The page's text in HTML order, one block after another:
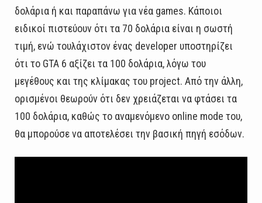
δολάρια ή και παραπάνω για νέα games. Κάποιοι
ειδικοί πιστεύουν ότι τα 70 δολάρια είναι η σωστή
τιμή, ενώ τουλάχιστον ένας developer υποστηρίζει
ότι το GTA 6 αξίζει τα 100 δολάρια, λόγω του
μεγέθους και της κλίμακας του project. Από την άλλη,
ορισμένοι θεωρούν ότι δεν χρειάζεται να φτάσει τα
100 δολάρια, καθώς το αναμενόμενο online mode του,
θα μπορούσε να αποτελέσει την βασική πηγή εσόδων.